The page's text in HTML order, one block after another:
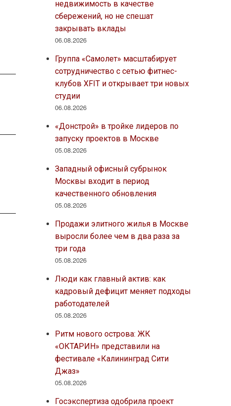
недвижимость в качестве
сбережений, но не спешат
закрывать вклады
06.08.2026
Группа «Самолет» масштабирует
сотрудничество с сетью фитнес-
клубов XFIT и открывает три новых
студии
06.08.2026
«Донстрой» в тройке лидеров по
запуску проектов в Москве
05.08.2026
Западный офисный субрынок
Москвы входит в период
качественного обновления
05.08.2026
Продажи элитного жилья в Москве
выросли более чем в два раза за
три года
05.08.2026
Люди как главный актив: как
кадровый дефицит меняет подходы
работодателей
05.08.2026
Ритм нового острова: ЖК
«ОКТАРИН» представили на
фестивале «Калининград Сити
Джаз»
05.08.2026
Госэкспертиза одобрила проект